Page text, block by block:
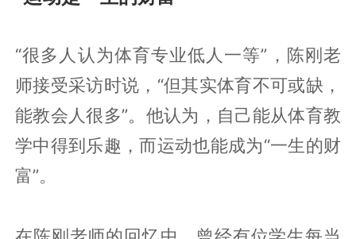
“很多人认为体育专业低人一等”，陈刚老
师接受采访时说，“但其实体育不可或缺，
能教会人很多”。他认为，自己能从体育教
学中得到乐趣，而运动也能成为“一生的财
富”。